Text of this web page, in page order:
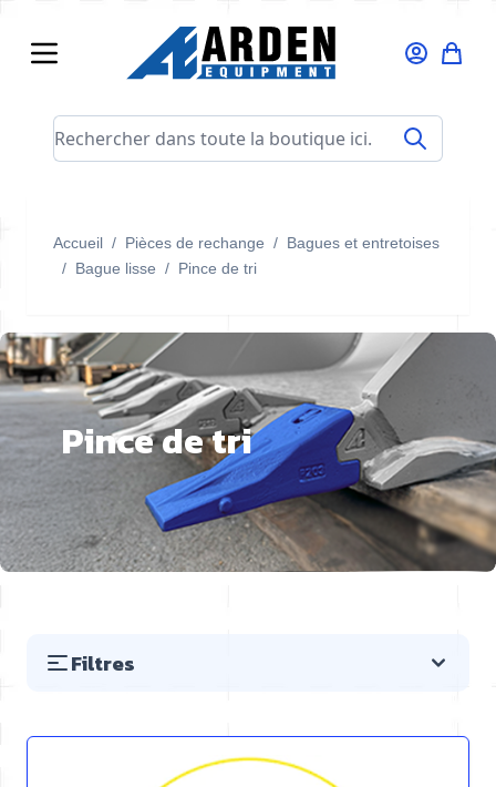
Rechercher dans toute la boutique ici...
Accueil / Pièces de rechange / Bagues et entretoises
/ Bague lisse / Pince de tri
Pince de tri
Filtres